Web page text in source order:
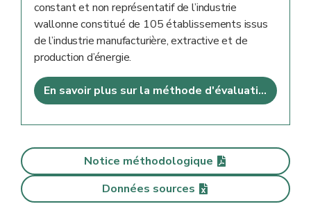
constant et non représentatif de l’industrie
wallonne constitué de 105 établissements issus
de l’industrie manufacturière, extractive et de
production d’énergie.
En savoir plus sur la méthode d'évaluation
Notice méthodologique
Données sources